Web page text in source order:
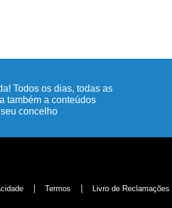
Todos os dias, todas as
também a conteúdos
concelho
Termos Livro de Reclamações